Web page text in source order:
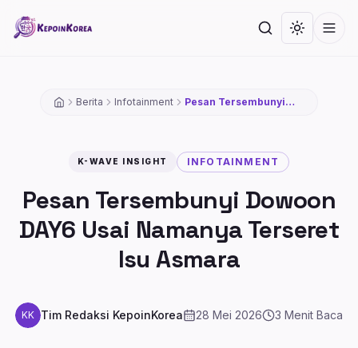
Cari Toggle
Berita Infotainment
Pesan Tersembunyi
K-WAVE INSIGHT INFOTAINMENT
Pesan Tersembunyi Dowoon
DAY6 Usai Namanya Terseret
Isu Asmara
KK Tim Redaksi KepoinKorea 28 Mei 2026 3 Menit Baca